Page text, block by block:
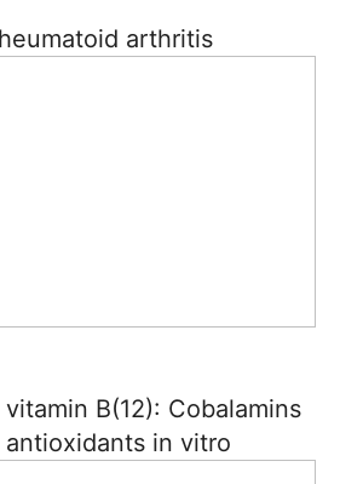
arthritis
B(12): Cobalamins
in vitro